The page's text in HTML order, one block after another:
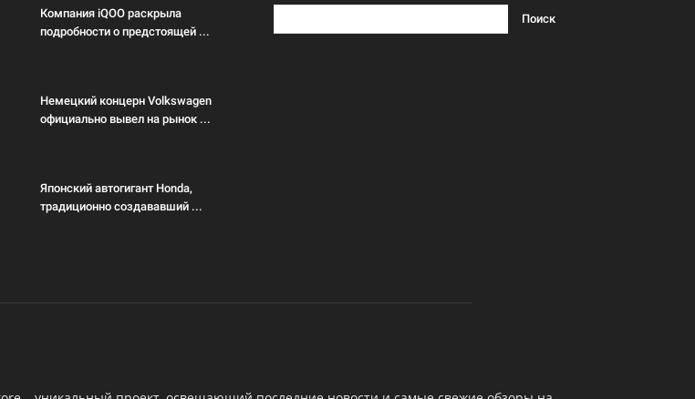
Компания iQOO раскрыла
подробности о предстоящей ...
Немецкий концерн Volkswagen
официально вывел на рынок ...
Японский автогигант Honda,
традиционно создававший ...